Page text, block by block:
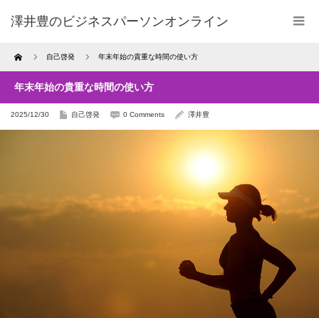
澤井豊のビジネスパーソンオンライン
Home 自己啓発 年末年始の貴重な時間の使い方
年末年始の貴重な時間の使い方
2025/12/30 自己啓発 0 Comments 澤井豊